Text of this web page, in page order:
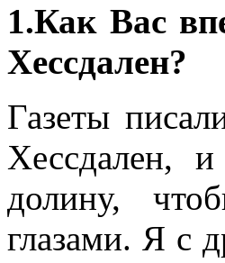
1.Как Вас
Хессдален?
Газеты
Хессдален,
долину,
глазами. Я с